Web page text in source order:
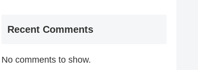
Recent Comments
No comments to show.